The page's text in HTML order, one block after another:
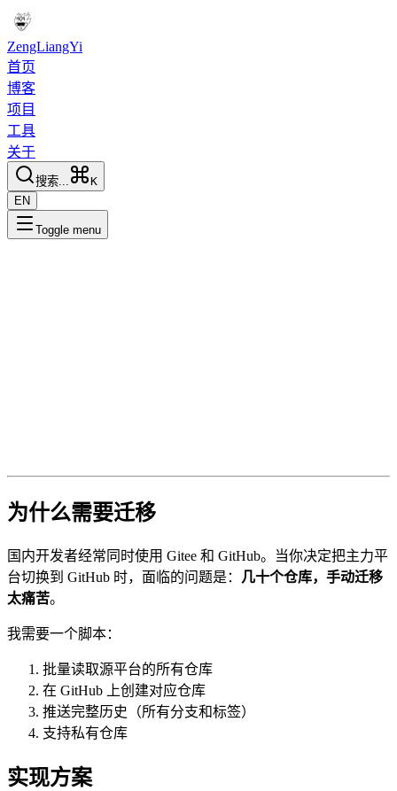
ZengLiangYi
首页
博客
项目
工具
关于
搜索...
K
EN
Toggle menu
为什么需要迁移
国内开发者经常同时使用 Gitee 和 GitHub。当你决定把主力平
台切换到 GitHub 时，面临的问题是：
几十个仓库，手动迁移
太痛苦。
我需要一个脚本：
批量读取源平台的所有仓库
在 GitHub 上创建对应仓库
推送完整历史（所有分支和标签）
支持私有仓库
实现方案